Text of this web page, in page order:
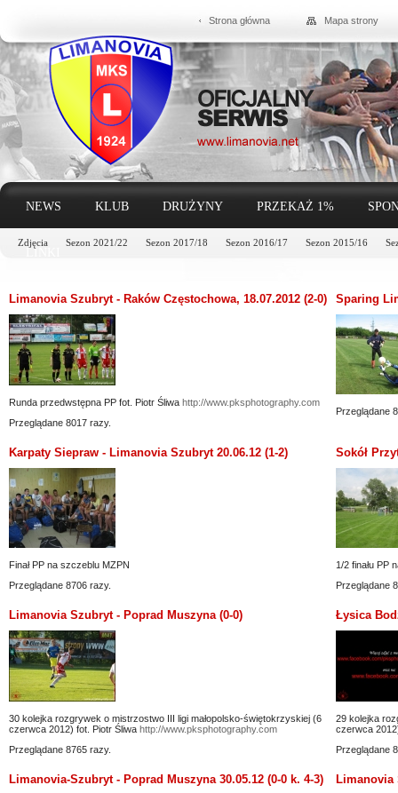
Strona główna Mapa strony
NEWS KLUB DRUŻYNY PRZEKAŻ 1%
Zdjęcia Sezon 2021/22 Sezon 2017/18 Sezon 2016/17 Sezon 2015/16
LINKI
Limanovia Szubryt - Raków Częstochowa, 18.07.2012 (2-0)
Runda przedwstępna PP fot. Piotr Śliwa http://www.pksphotography.com
Przeglądane 8017 razy.
Sparing
Przeglądane
Karpaty Siepraw - Limanovia Szubryt 20.06.12 (1-2)
Finał PP na szczeblu MZPN
Przeglądane 8706 razy.
Sokół
1/2 finału PP
Przeglądane
Limanovia Szubryt - Poprad Muszyna (0-0)
30 kolejka rozgrywek o mistrzostwo III ligi małopolsko-świętokrzyskiej (6
czerwca 2012) fot. Piotr Śliwa http://www.pksphotography.com
Przeglądane 8765 razy.
Łysica
29 kolejka
czerwca
Przeglądane
Limanovia-Szubryt - Poprad Muszyna 30.05.12 (0-0 k. 4-3) Limanovia